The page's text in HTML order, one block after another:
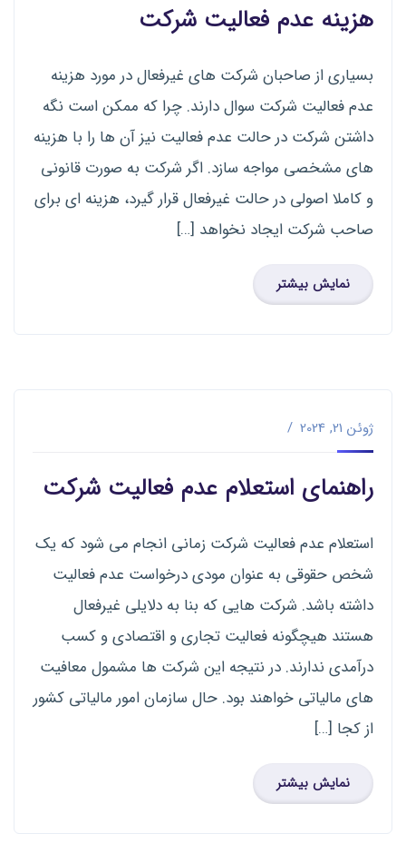
هزینه عدم فعالیت شرکت
بسیاری از صاحبان شرکت های غیرفعال در مورد هزینه
عدم فعالیت شرکت سوال دارند. چرا که ممکن است نگه
داشتن شرکت در حالت عدم فعالیت نیز آن ها را با هزینه
های مشخصی مواجه سازد. اگر شرکت به صورت قانونی
و کاملا اصولی در حالت غیرفعال قرار گیرد، هزینه ای برای
صاحب شرکت ایجاد نخواهد […]
نمایش بیشتر
ژوئن 21, 2024
راهنمای استعلام عدم فعالیت شرکت
استعلام عدم فعالیت شرکت زمانی انجام می شود که یک
شخص حقوقی به عنوان مودی درخواست عدم فعالیت
داشته باشد. شرکت هایی که بنا به دلایلی غیرفعال
هستند هیچگونه فعالیت تجاری و اقتصادی و کسب
درآمدی ندارند. در نتیجه این شرکت ها مشمول معافیت
های مالیاتی خواهند بود. حال سازمان امور مالیاتی کشور
از کجا […]
نمایش بیشتر